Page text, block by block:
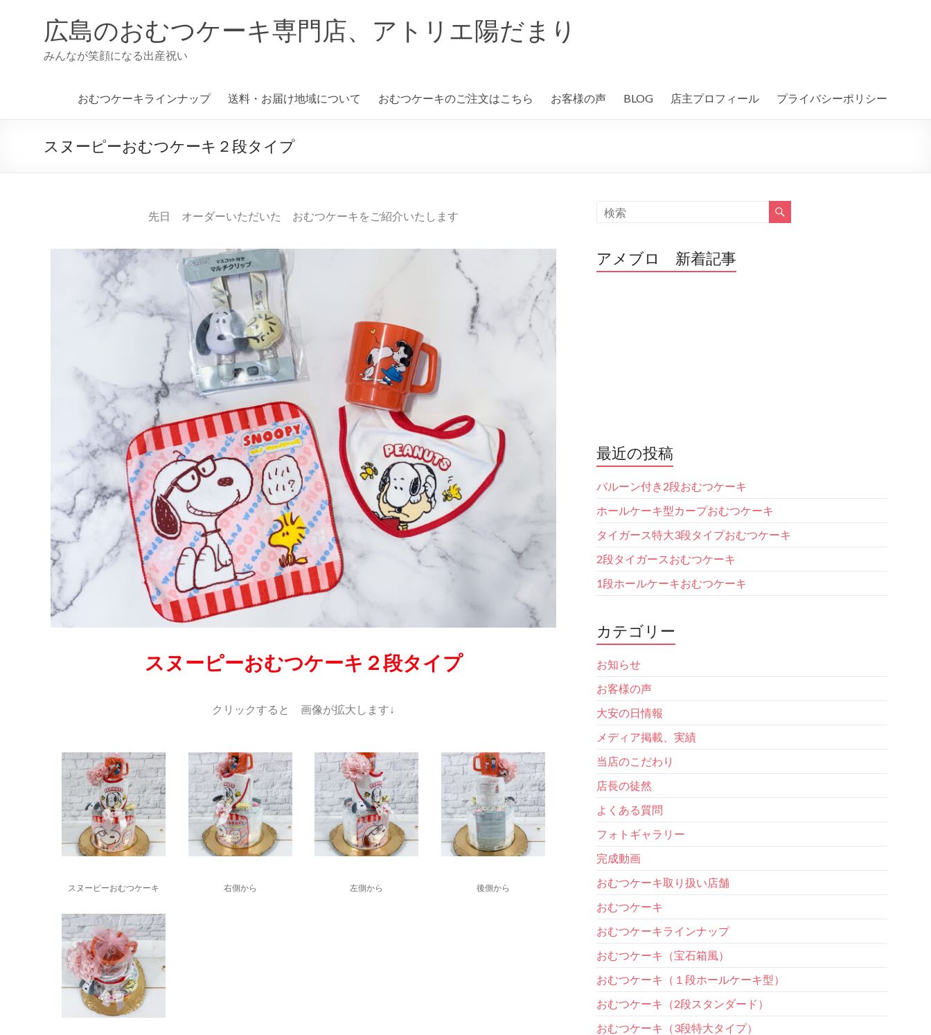
広島のおむつケーキ専門店、アトリエ陽だまり
みんなが笑顔になる出産祝い
おむつケーキラインナップ 送料・お届け地域について おむつケーキのご注文はこちら お客様の声 BLOG 店主プロフィール プライバシーポリシー
スヌーピーおむつケーキ２段タイプ
先日 オーダーいただいた おむつケーキをご紹介いたします
スヌーピーおむつケーキ２段タイプ
クリックすると 画像が拡大します↓
スヌーピーおむつケーキ 右側から 左側から 後側から
アメブロ 新着記事
最近の投稿
バルーン付き2段おむつケーキ
ホールケーキ型カープおむつケーキ
タイガース特大3段タイプおむつケーキ
2段タイガースおむつケーキ
1段ホールケーキおむつケーキ
カテゴリー
お知らせ
お客様の声
大安の日情報
メディア掲載、実績
当店のこだわり
店長の徒然
よくある質問
フォトギャラリー
完成動画
おむつケーキ取り扱い店舗
おむつケーキ
おむつケーキラインナップ
おむつケーキ（宝石箱風）
おむつケーキ（１段ホールケーキ型）
おむつケーキ（2段スタンダード）
おむつケーキ（3段特大タイプ）